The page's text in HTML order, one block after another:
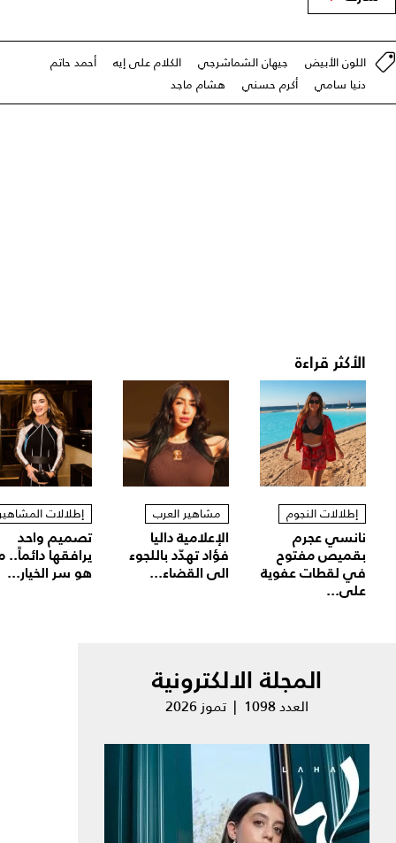
اللون الأبيض جيهان الشماشرجي الكلام على إيه
أحمد حاتم
دنيا سامي
أكرم حسني هشام ماجد
الأكثر قراءة
إطلالات النجوم
نانسي عجرم
بقميص مفتوح
في لقطات عفوية
على...
مشاهير العرب
الإعلامية داليا
فؤاد تهدّد باللجوء
الى القضاء...
إطلالات
تصميم واحد
يرافقها دائماً..
هو سر الخيار...
المجلة الالكترونية
العدد 1098 | تموز 2026